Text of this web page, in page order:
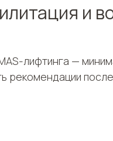
и
лифтинга —
рекомендации